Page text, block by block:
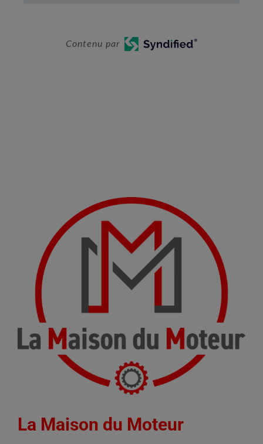
Contenu par
La Maison du Moteur